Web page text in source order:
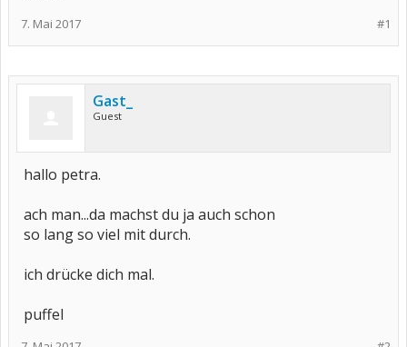
#1
7. Mai 2017
Gast_
Guest
hallo petra.
ach man...da machst du ja auch schon
so lang so viel mit durch.
ich drücke dich mal.
puffel